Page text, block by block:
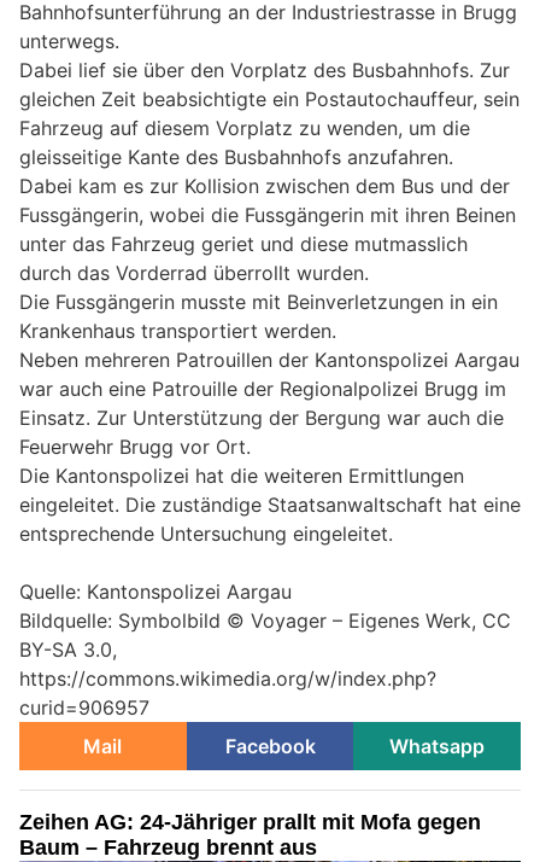
Bahnhofsunterführung an der Industriestrasse in Brugg
unterwegs.
Dabei lief sie über den Vorplatz des Busbahnhofs. Zur
gleichen Zeit beabsichtigte ein Postautochauffeur, sein
Fahrzeug auf diesem Vorplatz zu wenden, um die
gleisseitige Kante des Busbahnhofs anzufahren.
Dabei kam es zur Kollision zwischen dem Bus und der
Fussgängerin, wobei die Fussgängerin mit ihren Beinen
unter das Fahrzeug geriet und diese mutmasslich
durch das Vorderrad überrollt wurden.
Die Fussgängerin musste mit Beinverletzungen in ein
Krankenhaus transportiert werden.
Neben mehreren Patrouillen der Kantonspolizei Aargau
war auch eine Patrouille der Regionalpolizei Brugg im
Einsatz. Zur Unterstützung der Bergung war auch die
Feuerwehr Brugg vor Ort.
Die Kantonspolizei hat die weiteren Ermittlungen
eingeleitet. Die zuständige Staatsanwaltschaft hat eine
entsprechende Untersuchung eingeleitet.
Quelle: Kantonspolizei Aargau
Bildquelle: Symbolbild © Voyager – Eigenes Werk, CC
BY-SA 3.0,
https://commons.wikimedia.org/w/index.php?
curid=906957
Mail
Facebook Whatsapp
Zeihen AG: 24-Jähriger prallt mit Mofa gegen
Baum – Fahrzeug brennt aus